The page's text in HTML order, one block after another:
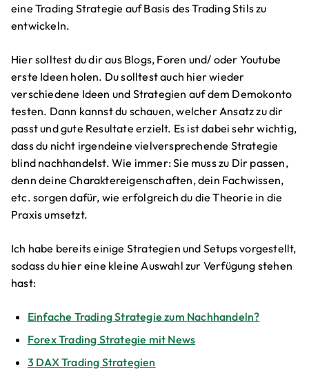
eine Trading Strategie auf Basis des Trading Stils zu
entwickeln.
Hier solltest du dir aus Blogs, Foren und/ oder Youtube
erste Ideen holen. Du solltest auch hier wieder
verschiedene Ideen und Strategien auf dem Demokonto
testen. Dann kannst du schauen, welcher Ansatz zu dir
passt und gute Resultate erzielt. Es ist dabei sehr wichtig,
dass du nicht irgendeine vielversprechende Strategie
blind nachhandelst. Wie immer: Sie muss zu Dir passen,
denn deine Charaktereigenschaften, dein Fachwissen,
etc. sorgen dafür, wie erfolgreich du die Theorie in die
Praxis umsetzt.
Ich habe bereits einige Strategien und Setups vorgestellt,
sodass du hier eine kleine Auswahl zur Verfügung stehen
hast:
Einfache Trading Strategie zum Nachhandeln?
Forex Trading Strategie mit News
3 DAX Trading Strategien